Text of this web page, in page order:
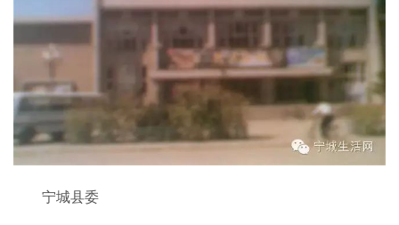
宁城县委